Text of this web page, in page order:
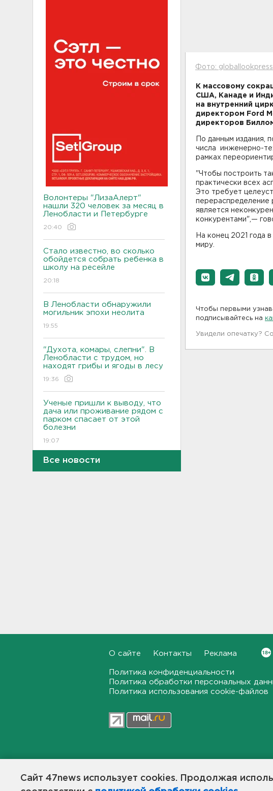
Сайт 47news использует cookies. Продолжая
Волонтеры "ЛизаАлерт"
нашли 320 человек за месяц в
Ленобласти и Петербурге
20:40
Стало известно, во сколько
обойдется собрать ребенка в
школу на ресейле
20:18
В Ленобласти обнаружили
могильник эпохи неолита
19:55
"Духота, комары, слепни". В
Ленобласти с трудом, но
находят грибы и ягоды в лесу
19:36
Ученые пришли к выводу, что
дача или проживание рядом с
парком спасает от этой
болезни
19:07
Для иностранных
абитуриентов хотят ввести
смогут получить до 8 млн
На "Сортавалу" съехались
спасатели и дорожники.
Все новости
Фото:
К массовому
США, Канаде и
на внутренний
директором Ford
директоров
По данным издания,
числа инженерно-
рамках
"Чтобы построить
практически всех
Это требует
перераспределение
является
конкурентами",—
На конец 2021 года
миру.
Чтобы первыми
подписывайтесь на
Увидели опечатку?
О сайте Контакты Реклама
Политика конфиденциальности
Политика обработки персональных
Политика использования cookie-файлов
общественной жизни в Ленинградской
Создатели рассчитывают, что «47 новостей»